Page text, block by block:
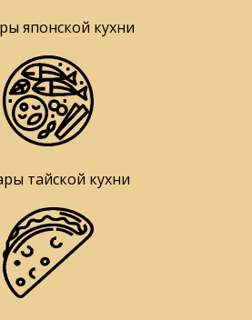
японской кухни
тайской кухни